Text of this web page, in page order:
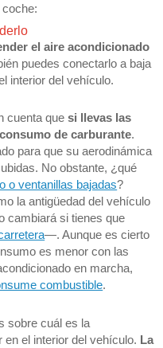
el aire acondicionado
puedes conectarlo a baja
interior del vehículo.
cuenta quesi llevas las
de carburante.
para que su aerodinámica
No obstante, ¿qué
o ventanillas bajadas?
la antigüedad del vehículo
cambiará si tienes que
—. Aunque es cierto
es menor con las
en marcha,
combustible.
sobre cuál es la
el interior del vehículo. La